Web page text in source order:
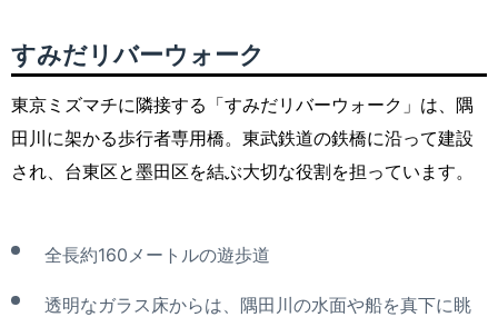
すみだリバーウォーク
東京ミズマチに隣接する「すみだリバーウォーク」は、隅
田川に架かる歩行者専用橋。東武鉄道の鉄橋に沿って建設
され、台東区と墨田区を結ぶ大切な役割を担っています。
全長約160メートルの遊歩道
透明なガラス床からは、隅田川の水面や船を真下に眺